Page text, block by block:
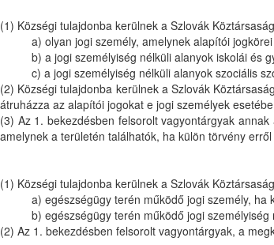
(1) Községi tulajdonba kerülnek a Szlovák
a) olyan jogi személy, amelynek alapítói
b) a jogi személyiség nélküli alanyok iskolái és
c) a jogi személyiség nélküli alanyok szociális
(2) Községi tulajdonba kerülnek a Szlovák
átruházza az alapítói jogokat e jogi személyek
(3) Az 1. bekezdésben felsorolt vagyontárgyak
amelynek a területén találhatók, ha külön törvény
(1) Községi tulajdonba kerülnek a Szlovák
a) egészségügy terén működő jogi személy,
b) egészségügy terén működő jogi
(2) Az 1. bekezdésben felsorolt vagyontárgyak, a